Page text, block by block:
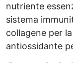
nutriente
sistema
collagene per
antiossidante